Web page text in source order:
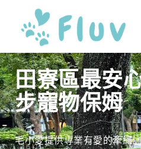
田寮區最安
步寵物保姆
毛小愛提供專業有愛的牽繩